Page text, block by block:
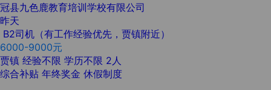
冠县九色鹿教育培训学校有限公司
昨天
B2司机（有工作经验优先，贾镇附近）
6000-9000元
贾镇 经验不限 学历不限 2人
综合补贴 年终奖金 休假制度